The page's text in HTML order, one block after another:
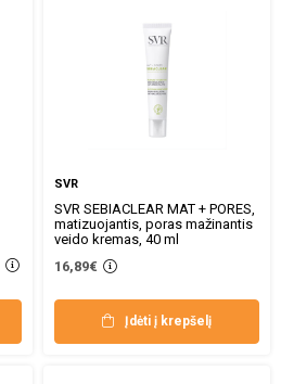
SVR
SVR SEBIACLEAR MAT + PORES,
matizuojantis, poras mažinantis
veido kremas, 40 ml
16,89€
Įdėti į krepšelį